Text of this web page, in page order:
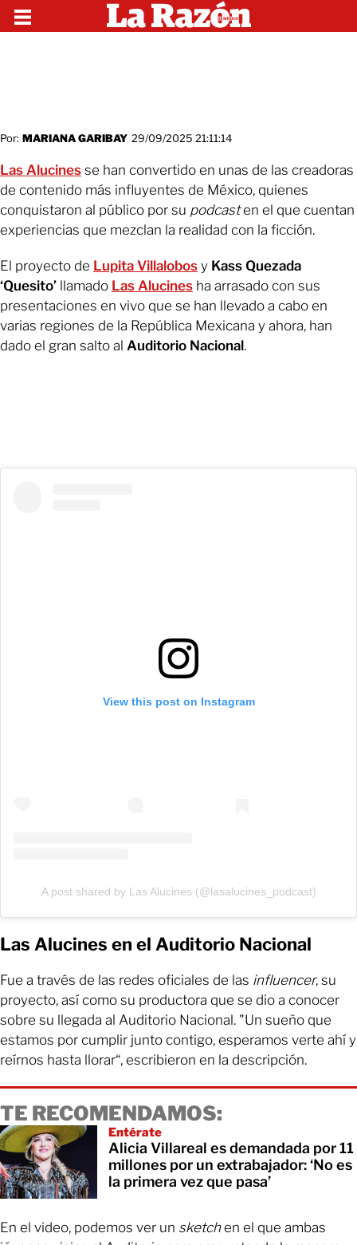
Por: MARIANA GARIBAY 29/09/2025 21:11:14
Las Alucines se han convertido en unas de las creadoras
de contenido más influyentes de México, quienes
conquistaron al público por su podcasten el que cuentan
experiencias que mezclan la realidad con la ficción.
El proyecto de Lupita Villalobos y Kass Quezada
‘Quesito’ llamado Las Alucines ha arrasado con sus
presentaciones en vivo que se han llevado a cabo en
varias regiones de la República Mexicana y ahora, han
dado el gran salto al Auditorio Nacional.
View this post on Instagram
A post shared by Las Alucines (@lasalucines_podcast)
Las Alucines en el Auditorio Nacional
Fue a través de las redes oficiales de las influencer, su
proyecto, así como su productora que se dio a conocer
sobre su llegada al Auditorio Nacional. "Un sueño que
estamos por cumplir junto contigo, esperamos verte ahí y
reírnos hasta llorar“, escribieron en la descripción.
TE RECOMENDAMOS:
Entérate
Alicia Villareal es demandada por 11
millones por un extrabajador: ‘No es
la primera vez que pasa’
En el video, podemos ver un sketchen el que ambas